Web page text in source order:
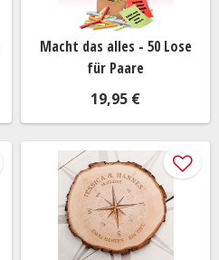
Macht das alles - 50 Lose
für Paare
19,95 €